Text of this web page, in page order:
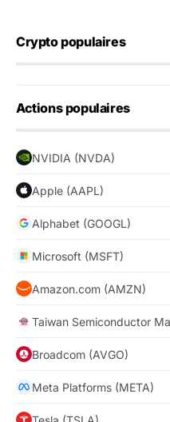
Crypto populaires
Actions populaires
NVIDIA (NVDA)
Apple (AAPL)
Alphabet (GOOGL)
Microsoft (MSFT)
Amazon.com (AMZN)
Taiwan Semiconductor
Broadcom (AVGO)
Meta Platforms (META)